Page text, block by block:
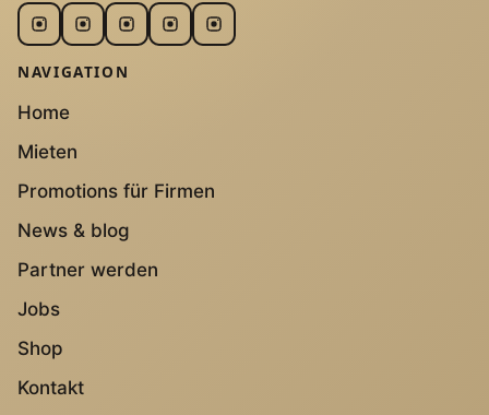
NAVIGATION
Home
Mieten
Promotions für Firmen
News & blog
Partner werden
Jobs
Shop
Kontakt